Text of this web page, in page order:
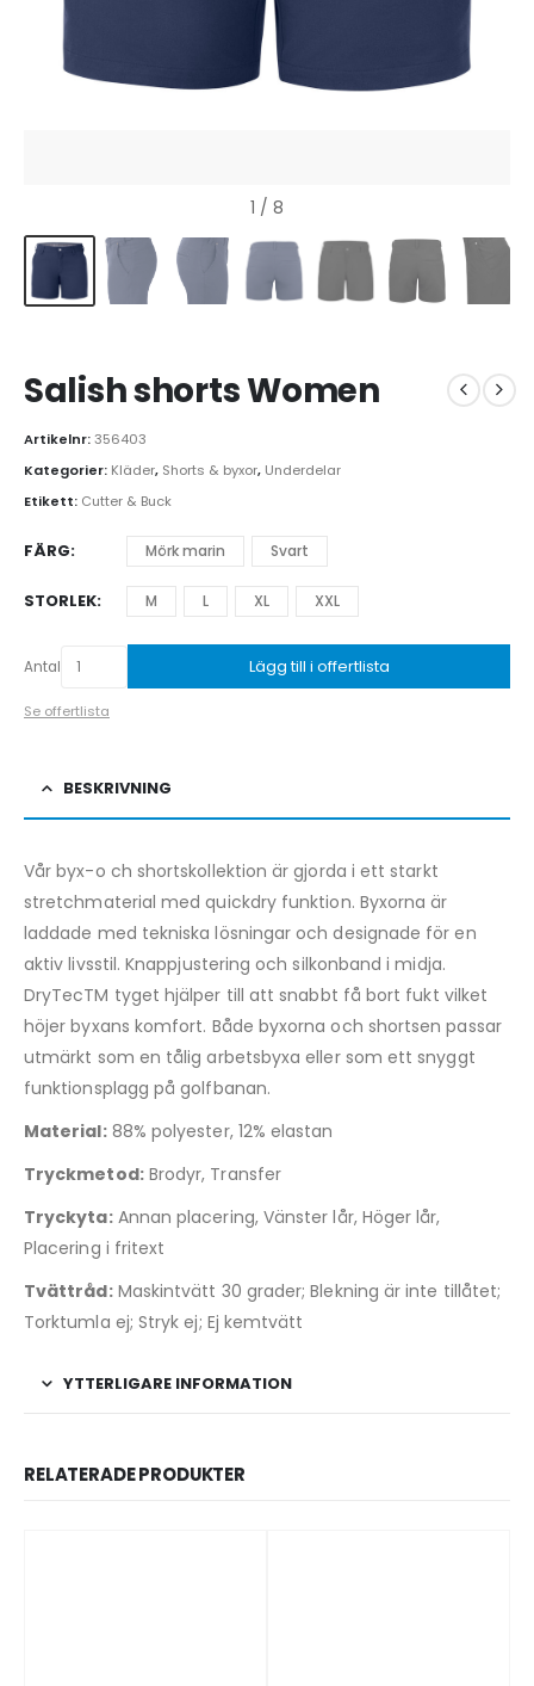
1 / 8
Salish shorts Women
Artikelnr:356403
Kategorier: Kläder, Shorts & byxor, Underdelar
Etikett: Cutter & Buck
FÄRG Mörk marin Svart
STORLEK M L XL XXL
Antal Lägg till i offertlista
Se offertlista
BESKRIVNING
Vår byx-o ch shortskollektion är gjorda i ett starkt
stretchmaterial med quickdry funktion. Byxorna är
laddade med tekniska lösningar och designade för en
aktiv livsstil. Knappjustering och silkonband i midja.
DryTecTM tyget hjälper till att snabbt få bort fukt vilket
höjer byxans komfort. Både byxorna och shortsen passar
utmärkt som en tålig arbetsbyxa eller som ett snyggt
funktionsplagg på golfbanan.
Material:88% polyester, 12% elastan
Tryckmetod:Brodyr, Transfer
Tryckyta:Annan placering, Vänster lår, Höger lår,
Placering i fritext
Tvättråd:Maskintvätt 30 grader; Blekning är inte tillåtet;
Torktumla ej; Stryk ej; Ej kemtvätt
YTTERLIGARE INFORMATION
RELATERADE PRODUKTER